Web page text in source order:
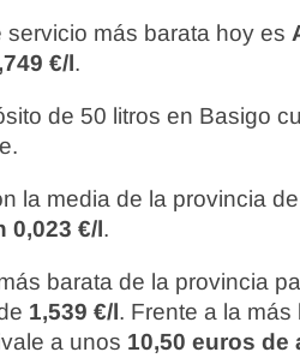
servicio más barata hoy es
€/l.
de 50 litros en Basigo
la media de la provincia
0,023 €/l.
barata de la provincia
1,539 €/l. Frente a la
a unos 10,50 euros de